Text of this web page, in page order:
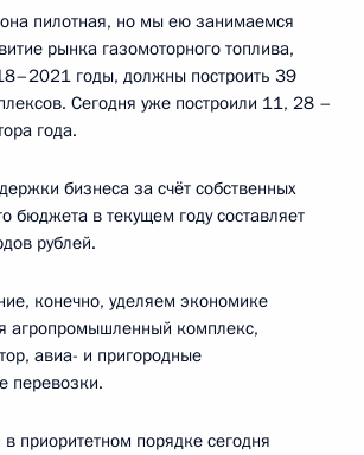
пилотная, но мы ею занимаемся
рынка газомоторного топлива,
годы, должны построить 39
Сегодня уже построили 11, 28 –
года.
бизнеса за счёт собственных
бюджета в текущем году составляет
рублей.
конечно, уделяем экономике
агропромышленный комплекс,
авиа- и пригородные
перевозки.
в приоритетном порядке сегодня